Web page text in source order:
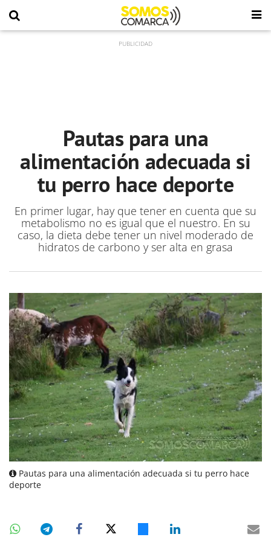
Pautas para una
alimentación adecuada si
tu perro hace deporte
En primer lugar, hay que tener en cuenta que su
metabolismo no es igual que el nuestro. En su
caso, la dieta debe tener un nivel moderado de
hidratos de carbono y ser alta en grasa
Pautas para una alimentación adecuada si tu perro hace
deporte